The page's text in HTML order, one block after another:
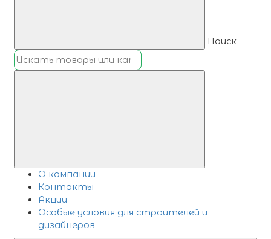
Поиск
О компании
Контакты
Акции
Особые условия для строителей и
дизайнеров